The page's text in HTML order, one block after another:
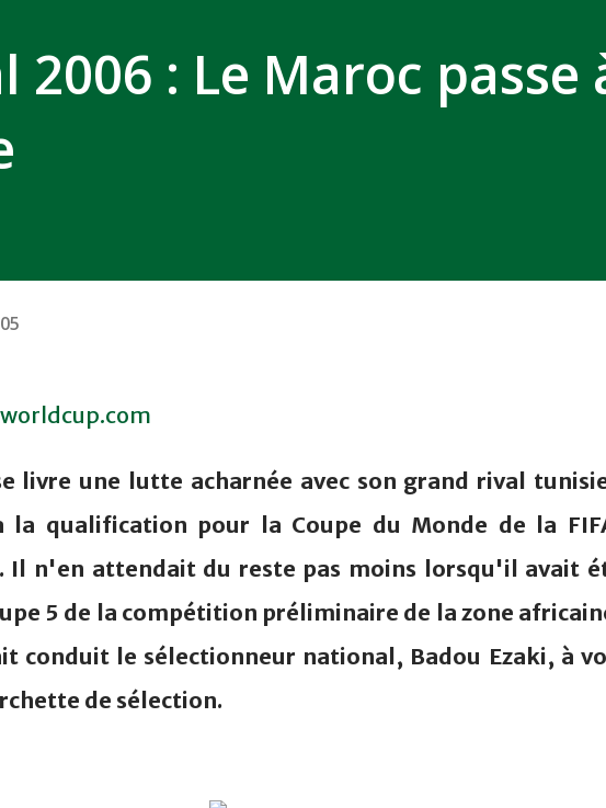
2006 : Le Maroc passe
livre une lutte acharnée avec son grand rival
la qualification pour la Coupe du Monde de la
Il n'en attendait du reste pas moins lorsqu'il avait
5 de la compétition préliminaire de la zone
conduit le sélectionneur national, Badou Ezaki, à
de sélection.